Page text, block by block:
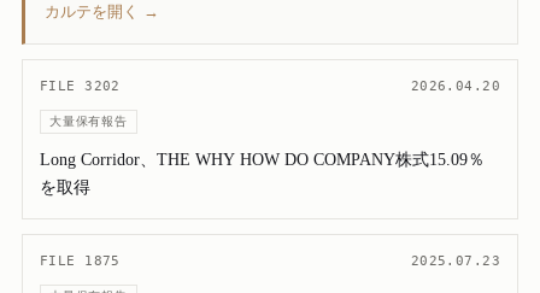
カルテを開く →
FILE 3202 2026.04.20
大量保有報告
Long Corridor、THE WHY HOW DO COMPANY株式15.09％
を取得
FILE 1875 2025.07.23